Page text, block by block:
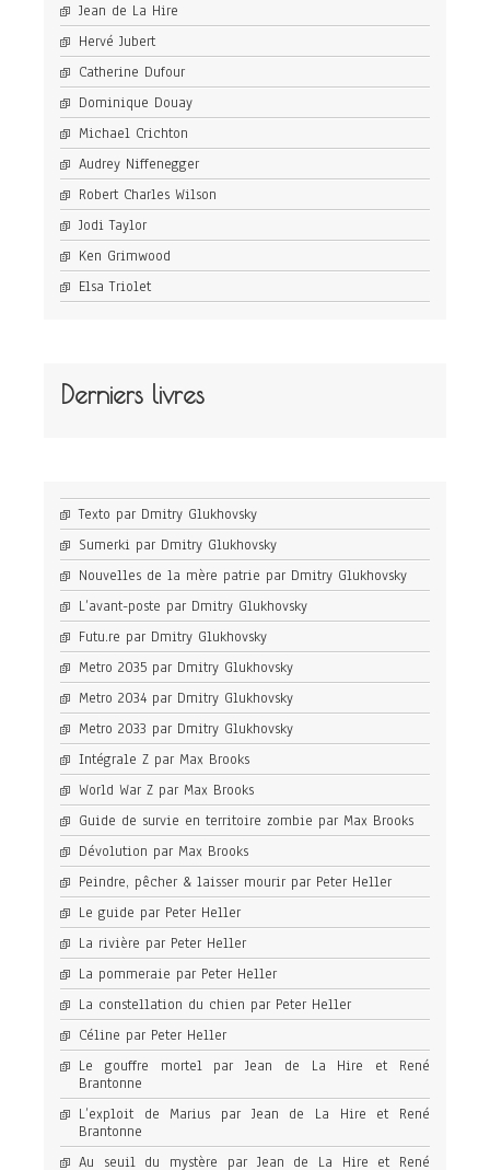
Jean de La Hire
Hervé Jubert
Catherine Dufour
Dominique Douay
Michael Crichton
Audrey Niffenegger
Robert Charles Wilson
Jodi Taylor
Ken Grimwood
Elsa Triolet
Derniers livres
Texto par Dmitry Glukhovsky
Sumerki par Dmitry Glukhovsky
Nouvelles de la mère patrie par Dmitry Glukhovsky
L’avant-poste par Dmitry Glukhovsky
Futu.re par Dmitry Glukhovsky
Metro 2035 par Dmitry Glukhovsky
Metro 2034 par Dmitry Glukhovsky
Metro 2033 par Dmitry Glukhovsky
Intégrale Z par Max Brooks
World War Z par Max Brooks
Guide de survie en territoire zombie par Max Brooks
Dévolution par Max Brooks
Peindre, pêcher & laisser mourir par Peter Heller
Le guide par Peter Heller
La rivière par Peter Heller
La pommeraie par Peter Heller
La constellation du chien par Peter Heller
Céline par Peter Heller
Le gouffre mortel par Jean de La Hire et René
Brantonne
L’exploit de Marius par Jean de La Hire et René
Brantonne
Au seuil du mystère par Jean de La Hire et René